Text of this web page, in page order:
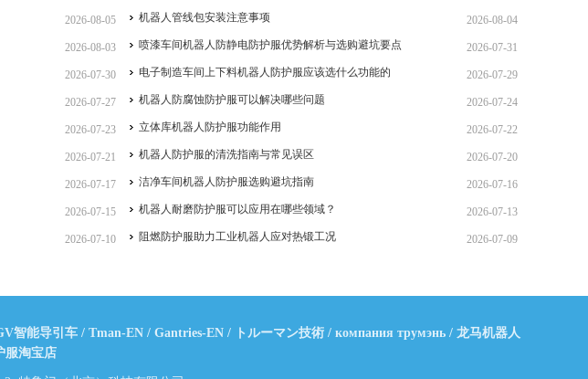
2026-08-05 2026-08-04
机器人管线包安装注意事项
2026-08-03 2026-07-31
喷漆车间机器人防静电防护服优势解析与选购避坑要点
2026-07-30 2026-07-29
电子制造车间上下料机器人防护服应该选什么功能的
2026-07-27 2026-07-24
机器人防腐蚀防护服可以解决哪些问题
2026-07-23 2026-07-22
立体库机器人防护服功能作用
2026-07-21 2026-07-20
机器人防护服的清洗指南与常见误区
2026-07-17 2026-07-16
洁净车间机器人防护服选购避坑指南
2026-07-15 2026-07-13
机器人耐磨防护服可以应用在哪些领域？
2026-07-10 2026-07-09
阻燃防护服助力工业机器人应对热锻工况
智能导引车 / Tman-EN / Gantries-EN / トルーマン技術 / компания трумэнь / 龙马机器人
服淘宝店